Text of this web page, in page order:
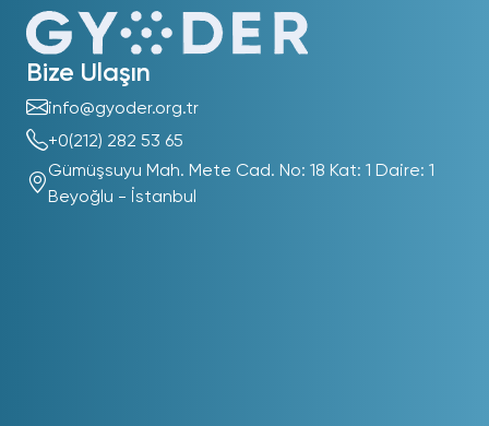
Bize Ulaşın
info@gyoder.org.tr
+0(212) 282 53 65
Gümüşsuyu Mah. Mete Cad. No: 18 Kat: 1 Daire: 1
Beyoğlu - İstanbul